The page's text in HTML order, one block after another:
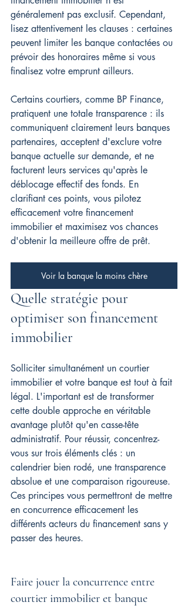
généralement pas exclusif. Cependant,
lisez attentivement les clauses : certaines
peuvent limiter les banque contactées ou
prévoir des honoraires même si vous
finalisez votre emprunt ailleurs.
Certains courtiers, comme BP Finance,
pratiquent une totale transparence : ils
communiquent clairement leurs banques
partenaires, acceptent d'exclure votre
banque actuelle sur demande, et ne
facturent leurs services qu'après le
déblocage effectif des fonds. En
clarifiant ces points, vous pilotez
efficacement votre financement
immobilier et maximisez vos chances
d'obtenir la meilleure offre de prêt.
Voir la banque la moins chère
Quelle stratégie pour
optimiser son financement
immobilier
Solliciter simultanément un courtier
immobilier et votre banque est tout à fait
légal. L'important est de transformer
cette double approche en véritable
avantage plutôt qu'en casse-tête
administratif. Pour réussir, concentrez-
vous sur trois éléments clés : un
calendrier bien rodé, une transparence
absolue et une comparaison rigoureuse.
Ces principes vous permettront de mettre
en concurrence efficacement les
différents acteurs du financement sans y
passer des heures.
Faire jouer la concurrence entre
courtier immobilier et banque